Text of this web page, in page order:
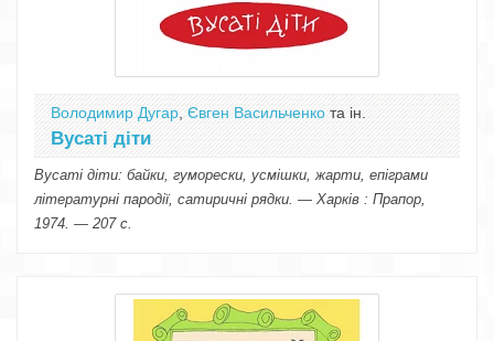
Володимир Дугар Євген Васильченко та ін.
Вусаті діти
Вусаті діти: байки, гуморески, усмішки, жарти, епіграми
літературні пародії, сатиричні рядки. — Харків : Прапор,
1974. — 207 с.